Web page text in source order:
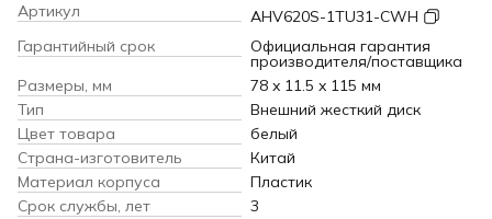
Артикул
AHV620S-1TU31-CWH
Гарантийный срок
Официальная гарантия
производителя/поставщика
Размеры, мм
78 x 11.5 x 115 мм
Тип
Внешний жесткий диск
Цвет товара
белый
Страна-изготовитель
Китай
Материал корпуса
Пластик
Срок службы, лет
3